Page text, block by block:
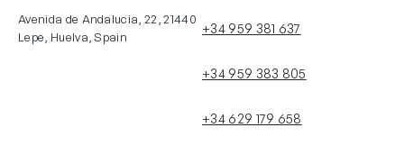
Avenida de Andalucia, 22, 21440
Lepe, Huelva, Spain
+34 959 381 637
+34 959 383 805
+34 629 179 658